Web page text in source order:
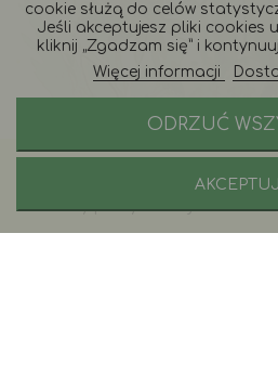
cookie służą do celów
Jeśli akceptujesz pliki cookies
kliknij „Zgadzam się” i
Więcej informacji
ODRZUĆ
+48 577
Godziny pracy naszej infoliii: 9 -